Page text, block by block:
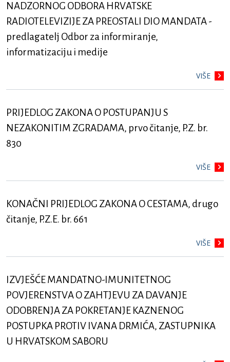
NADZORNOG ODBORA HRVATSKE
RADIOTELEVIZIJE ZA PREOSTALI DIO MANDATA -
predlagatelj Odbor za informiranje,
informatizaciju i medije
VIŠE
PRIJEDLOG ZAKONA O POSTUPANJU S
NEZAKONITIM ZGRADAMA, prvo čitanje, P.Z. br.
830
VIŠE
KONAČNI PRIJEDLOG ZAKONA O CESTAMA, drugo
čitanje, P.Z.E. br. 661
VIŠE
IZVJEŠĆE MANDATNO-IMUNITETNOG
POVJERENSTVA O ZAHTJEVU ZA DAVANJE
ODOBRENJA ZA POKRETANJE KAZNENOG
POSTUPKA PROTIV IVANA DRMIĆA, ZASTUPNIKA
U HRVATSKOM SABORU